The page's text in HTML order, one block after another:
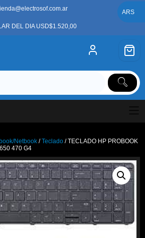
DEL DIA USD$1.520,00
Netbook /Teclado / TECLADO HP PROBOOK
470 G4
ARS